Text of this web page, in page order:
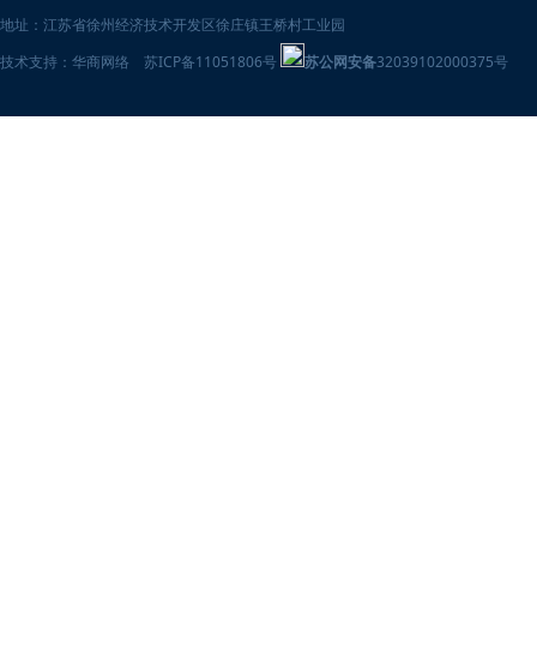
地址：江苏省徐州经济技术开发区徐庄镇王桥村工业园
技术支持： 华商网络 苏ICP备11051806号 苏公网安备32039102000375号